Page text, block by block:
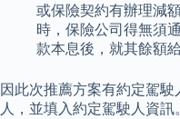
或保險契約有辦理減
時，保險公司得無須
款本息後，就其餘額給
因此次推薦方案有約定駕
人，並填入約定駕駛人資